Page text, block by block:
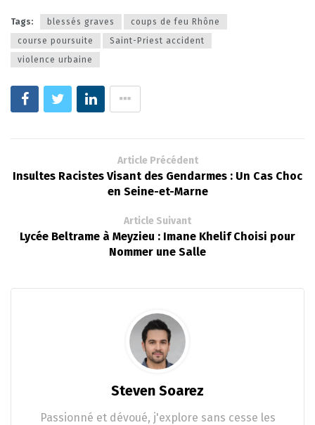
Tags: blessés graves
coups de feu Rhône
course poursuite
Saint-Priest accident
violence urbaine
Article Précédent
Insultes Racistes Visant des Gendarmes : Un Cas Choc
en Seine-et-Marne
Article Suivant
Lycée Beltrame à Meyzieu : Imane Khelif Choisi pour
Nommer une Salle
Steven Soarez
Passionné et dévoué, j'explore sans cesse les